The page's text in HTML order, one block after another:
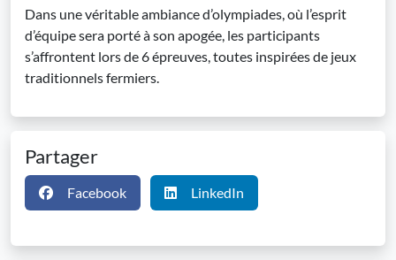
Dans une véritable ambiance d’olympiades, où l’esprit
d’équipe sera porté à son apogée, les participants
s’affrontent lors de 6 épreuves, toutes inspirées de jeux
traditionnels fermiers.
Partager
Facebook LinkedIn